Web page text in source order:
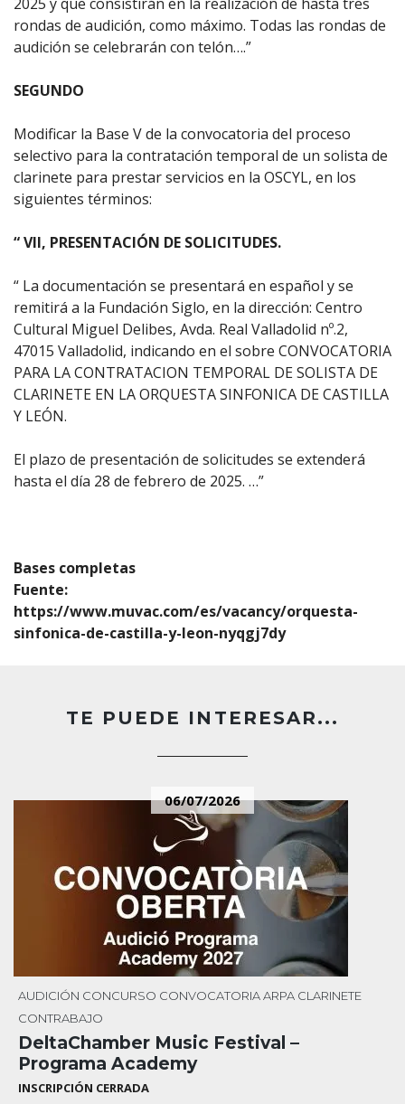
rondas de audición, como máximo. Todas las rondas de
audición se celebrarán con telón….”
SEGUNDO
Modificar la Base V de la convocatoria del proceso
selectivo para la contratación temporal de un solista de
clarinete para prestar servicios en la OSCYL, en los
siguientes términos:
“ VII, PRESENTACIÓN DE SOLICITUDES.
“ La documentación se presentará en español y se
remitirá a la Fundación Siglo, en la dirección: Centro
Cultural Miguel Delibes, Avda. Real Valladolid nº.2,
47015 Valladolid, indicando en el sobre CONVOCATORIA
PARA LA CONTRATACION TEMPORAL DE SOLISTA DE
CLARINETE EN LA ORQUESTA SINFONICA DE CASTILLA
Y LEÓN.
El plazo de presentación de solicitudes se extenderá
hasta el día 28 de febrero de 2025. …”
Bases completas
Fuente:
https://www.muvac.com/es/vacancy/orquesta-
sinfonica-de-castilla-y-leon-nyqgj7dy
TE PUEDE INTERESAR...
06/07/2026
AUDICIÓN CONCURSO CONVOCATORIAARPA CLARINETE
CONTRABAJO
DeltaChamber Music Festival –
Programa Academy
INSCRIPCIÓN CERRADA